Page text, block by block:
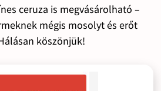
ceruza is megvásárolható –
mégis mosolyt és erőt
köszönjük!